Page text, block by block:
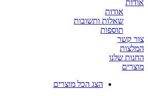
אודות
אודות
שאלות ותשובות
תוספות
צור קשר
המלצות
החנות שלנו
מוצרים
הצג הכל מוצרים